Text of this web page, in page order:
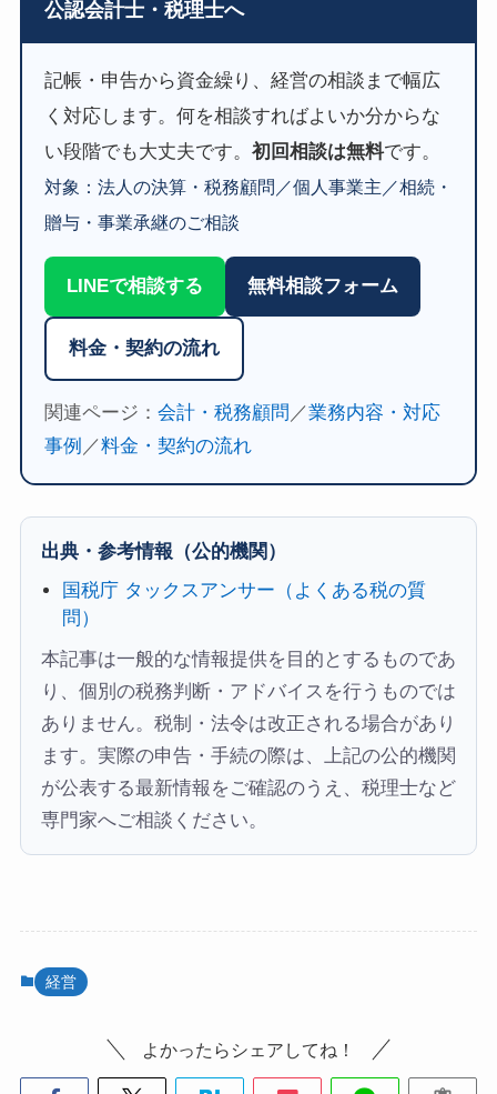
公認会計士・税理士へ
記帳・申告から資金繰り、経営の相談まで幅広
く対応します。何を相談すればよいか分からな
い段階でも大丈夫です。 初回相談は無料です。
対象：法人の決算・税務顧問／個人事業主／相続・
贈与・事業承継のご相談
LINEで相談する 無料相談フォーム
料金・契約の流れ
関連ページ： 会計・税務顧問 ／業務内容・対応
事例 ／料金・契約の流れ
出典・参考情報（公的機関）
国税庁 タックスアンサー（よくある税の質
問）
本記事は一般的な情報提供を目的とするものであ
り、個別の税務判断・アドバイスを行うものでは
ありません。税制・法令は改正される場合があり
ます。実際の申告・手続の際は、上記の公的機関
が公表する最新情報をご確認のうえ、税理士など
専門家へご相談ください。
経営
よかったらシェアしてね！